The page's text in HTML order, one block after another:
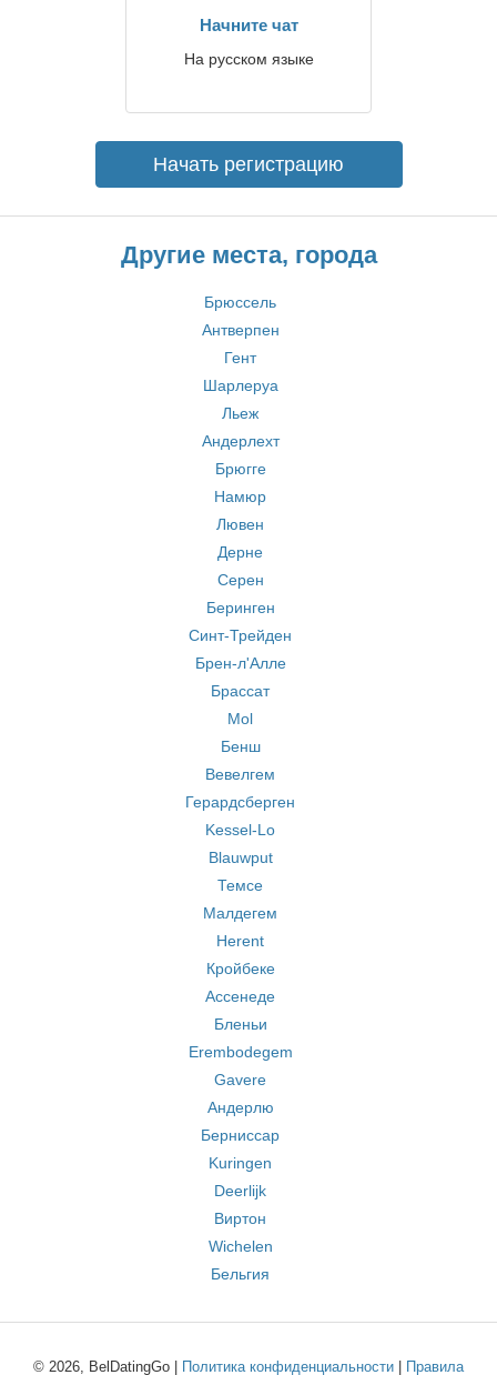
Начните чат
На русском языке
Начать регистрацию
Другие места, города
Брюссель
Антверпен
Гент
Шарлеруа
Льеж
Андерлехт
Брюгге
Намюр
Лювен
Дерне
Серен
Беринген
Синт-Трейден
Брен-л'Алле
Брассат
Mol
Бенш
Вевелгем
Герардсберген
Kessel-Lo
Blauwput
Темсе
Малдегем
Herent
Кройбеке
Ассенеде
Бленьи
Erembodegem
Gavere
Андерлю
Берниссар
Kuringen
Deerlijk
Виртон
Wichelen
Бельгия
© 2026, BelDatingGo | Политика конфиденциальности Правила